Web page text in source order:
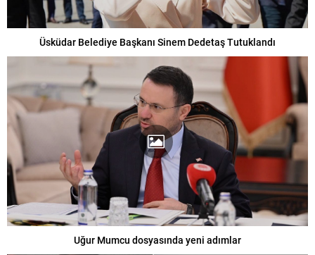
Üsküdar Belediye Başkanı Sinem Dedetaş Tutuklandı
Uğur Mumcu dosyasında yeni adımlar